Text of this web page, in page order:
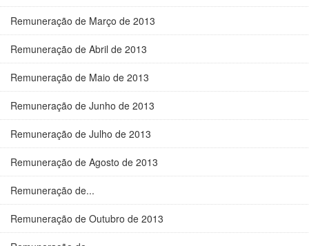
Remuneração de Março de 2013
Remuneração de Abril de 2013
Remuneração de Maio de 2013
Remuneração de Junho de 2013
Remuneração de Julho de 2013
Remuneração de Agosto de 2013
Remuneração de...
Remuneração de Outubro de 2013